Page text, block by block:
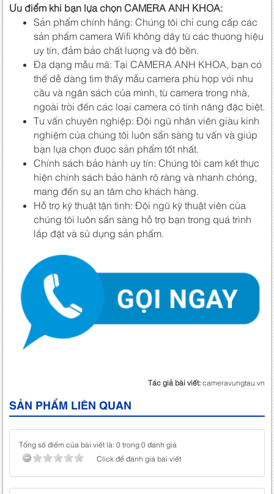
Ưu điểm khi bạn lựa chọn CAMERA ANH KHOA:
Sản phẩm chính hãng: Chúng tôi chỉ cung cấp các
sản phẩm camera Wifi không dây từ các thương hiệu
uy tín, đảm bảo chất lượng và độ bền.
Đa dạng mẫu mã: Tại CAMERA ANH KHOA, bạn có
thể dễ dàng tìm thấy mẫu camera phù hợp với nhu
cầu và ngân sách của mình, từ camera trong nhà,
ngoài trời đến các loại camera có tính năng đặc biệt.
Tư vấn chuyên nghiệp: Đội ngũ nhân viên giàu kinh
nghiệm của chúng tôi luôn sẵn sàng tư vấn và giúp
bạn lựa chọn được sản phẩm tốt nhất.
Chính sách bảo hành uy tín: Chúng tôi cam kết thực
hiện chính sách bảo hành rõ ràng và nhanh chóng,
mang đến sự an tâm cho khách hàng.
Hỗ trợ kỹ thuật tận tình: Đội ngũ kỹ thuật viên của
chúng tôi luôn sẵn sàng hỗ trợ bạn trong quá trình
lắp đặt và sử dụng sản phẩm.
Tác giả bài viết:cameravungtau.vn
SẢN PHẨM LIÊN QUAN
Tổng số điểm của bài viết là: 0 trong 0 đánh giá
Click để đánh giá bài viết